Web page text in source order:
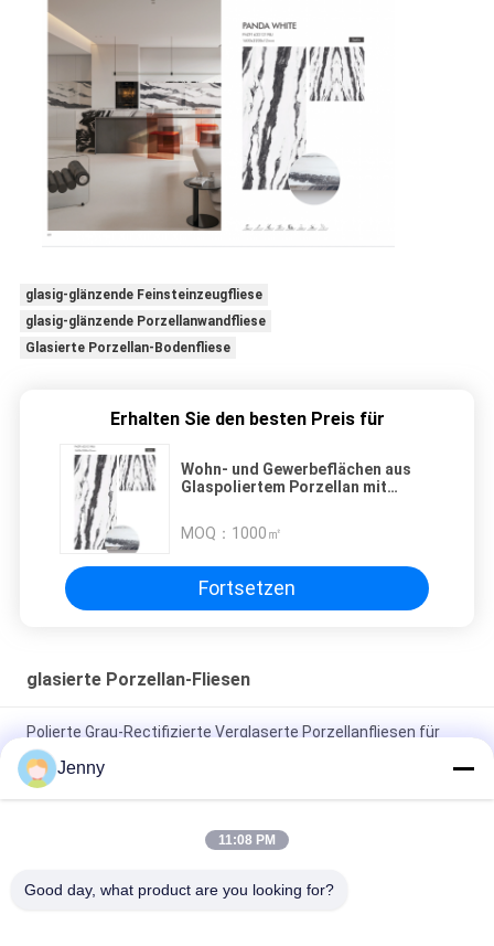
glasig-glänzende Feinsteinzeugfliese
glasig-glänzende Porzellanwandfliese
Glasierte Porzellan-Bodenfliese
Erhalten Sie den besten Preis für
Wohn- und Gewerbeflächen aus
Glaspoliertem Porzellan mit
MOQ： 1000㎡
Fortsetzen
glasierte Porzellan-Fliesen
Polierte Grau-Rectifizierte Verglaserte Porzellanfliesen für
Wohn- / Gewerbezwecke
Glanzverglasete, gerechte Porzellanfliesen mit polierten
Oberflächen mit geringer Wasserabsorption PEI 4
Finish Mit 0,05% Wasserabsorption
Jenny
11:08 PM
Good day, what product are you looking for?